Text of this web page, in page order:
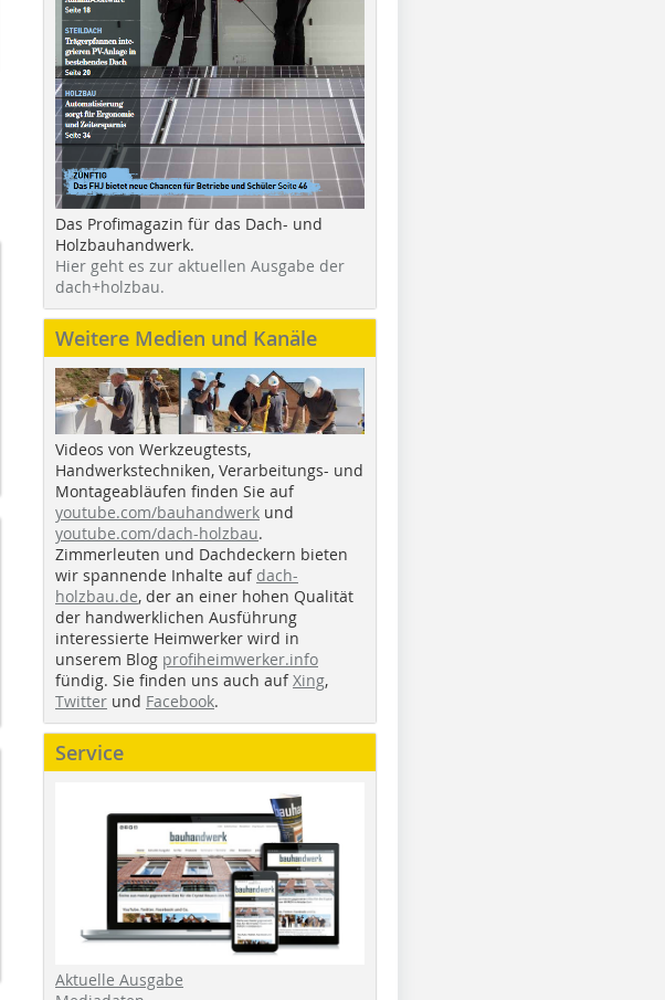
Das Profimagazin für das Dach- und
Holzbauhandwerk.
Hier geht es zur aktuellen Ausgabe der
dach+holzbau.
Weitere Medien und Kanäle
Videos von Werkzeugtests,
Handwerkstechniken, Verarbeitungs- und
Montageabläufen finden Sie auf
youtube.com/bauhandwerk und
youtube.com/dach-holzbau.
Zimmerleuten und Dachdeckern bieten
wir spannende Inhalte auf dach-
holzbau.de, der an einer hohen Qualität
der handwerklichen Ausführung
interessierte Heimwerker wird in
unserem Blog profiheimwerker.info
fündig. Sie finden uns auch aufXing,
Twitter und Facebook.
Service
Aktuelle Ausgabe